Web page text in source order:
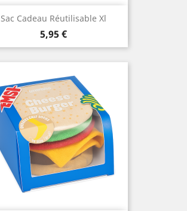
Sac Cadeau Réutilisable Xl
Prix
5,95 €